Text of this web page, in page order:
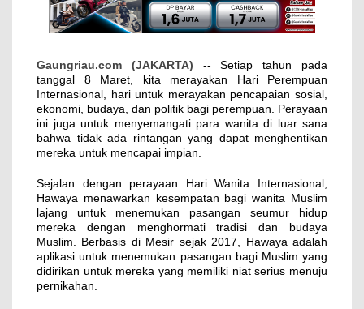
Gaungriau.com (JAKARTA) -- Setiap tahun pada
tanggal 8 Maret, kita merayakan Hari Perempuan
Internasional, hari untuk merayakan pencapaian sosial,
ekonomi, budaya, dan politik bagi perempuan. Perayaan
ini juga untuk menyemangati para wanita di luar sana
bahwa tidak ada rintangan yang dapat menghentikan
mereka untuk mencapai impian.
Sejalan dengan perayaan Hari Wanita Internasional,
Hawaya menawarkan kesempatan bagi wanita Muslim
lajang untuk menemukan pasangan seumur hidup
mereka dengan menghormati tradisi dan budaya
Muslim. Berbasis di Mesir sejak 2017, Hawaya adalah
aplikasi untuk menemukan pasangan bagi Muslim yang
didirikan untuk mereka yang memiliki niat serius menuju
pernikahan.